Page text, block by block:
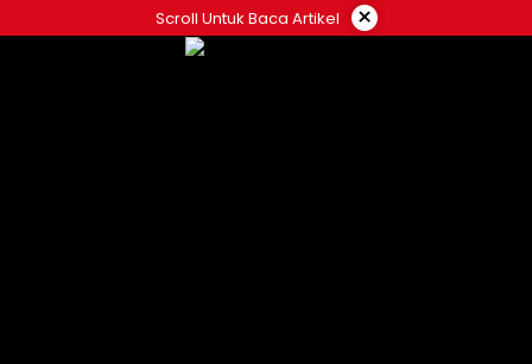
to
Scroll Untuk Baca Artikel ×